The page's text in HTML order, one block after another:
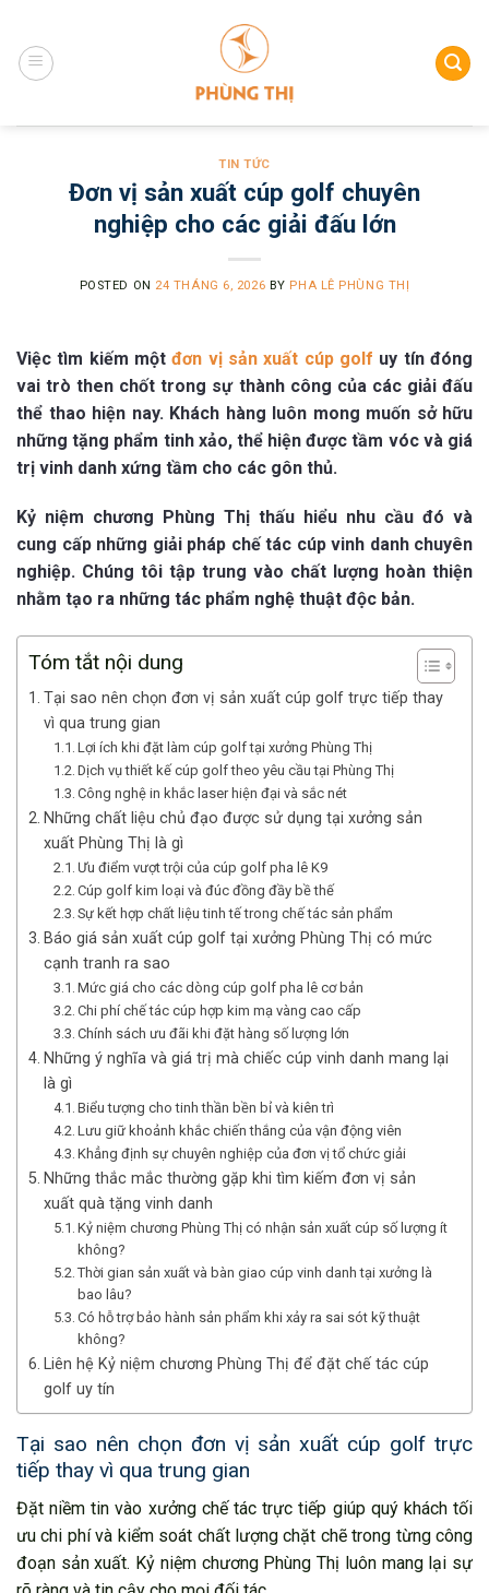
content
TIN TỨC
Đơn vị sản xuất cúp golf chuyên
nghiệp cho các giải đấu lớn
POSTED ON 24 THÁNG 6, 2026 BY PHA LÊ PHÙNG THỊ
Việc tìm kiếm mộtđơn vị sản xuất cúp golf uy tín đóng
vai trò then chốt trong sự thành công của các giải đấu
thể thao hiện nay. Khách hàng luôn mong muốn sở hữu
những tặng phẩm tinh xảo, thể hiện được tầm vóc và giá
trị vinh danh xứng tầm cho các gôn thủ.
Kỷ niệm chương Phùng Thị thấu hiểu nhu cầu đó và
cung cấp những giải pháp chế tác cúp vinh danh chuyên
nghiệp. Chúng tôi tập trung vào chất lượng hoàn thiện
nhằm tạo ra những tác phẩm nghệ thuật độc bản.
Tóm tắt nội dung
Tại sao nên chọn đơn vị sản xuất cúp golf trực tiếp thay
vì qua trung gian
Lợi ích khi đặt làm cúp golf tại xưởng Phùng Thị
Dịch vụ thiết kế cúp golf theo yêu cầu tại Phùng Thị
Công nghệ in khắc laser hiện đại và sắc nét
Những chất liệu chủ đạo được sử dụng tại xưởng sản
xuất Phùng Thị là gì
Ưu điểm vượt trội của cúp golf pha lê K9
Cúp golf kim loại và đúc đồng đầy bề thế
Sự kết hợp chất liệu tinh tế trong chế tác sản phẩm
Báo giá sản xuất cúp golf tại xưởng Phùng Thị có mức
cạnh tranh ra sao
Mức giá cho các dòng cúp golf pha lê cơ bản
Chi phí chế tác cúp hợp kim mạ vàng cao cấp
Chính sách ưu đãi khi đặt hàng số lượng lớn
Những ý nghĩa và giá trị mà chiếc cúp vinh danh mang lại
là gì
Biểu tượng cho tinh thần bền bỉ và kiên trì
Lưu giữ khoảnh khắc chiến thắng của vận động viên
Khẳng định sự chuyên nghiệp của đơn vị tổ chức giải
Những thắc mắc thường gặp khi tìm kiếm đơn vị sản
xuất quà tặng vinh danh
Kỷ niệm chương Phùng Thị có nhận sản xuất cúp số lượng ít
không?
Thời gian sản xuất và bàn giao cúp vinh danh tại xưởng là
bao lâu?
Có hỗ trợ bảo hành sản phẩm khi xảy ra sai sót kỹ thuật
không?
Liên hệ Kỷ niệm chương Phùng Thị để đặt chế tác cúp
golf uy tín
Tại sao nên chọn đơn vị sản xuất cúp golf trực
tiếp thay vì qua trung gian
Đặt niềm tin vào xưởng chế tác trực tiếp giúp quý khách tối
ưu chi phí và kiểm soát chất lượng chặt chẽ trong từng công
đoạn sản xuất. Kỷ niệm chương Phùng Thị luôn mang lại sự